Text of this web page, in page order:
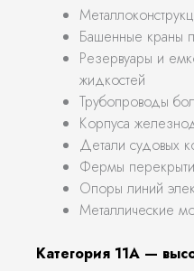
Башенные краны
Резервуары и
жидкостей
Трубопроводы
Корпуса
Детали судовых
Фермы
Опоры линий
Металлические
Категория 11А —